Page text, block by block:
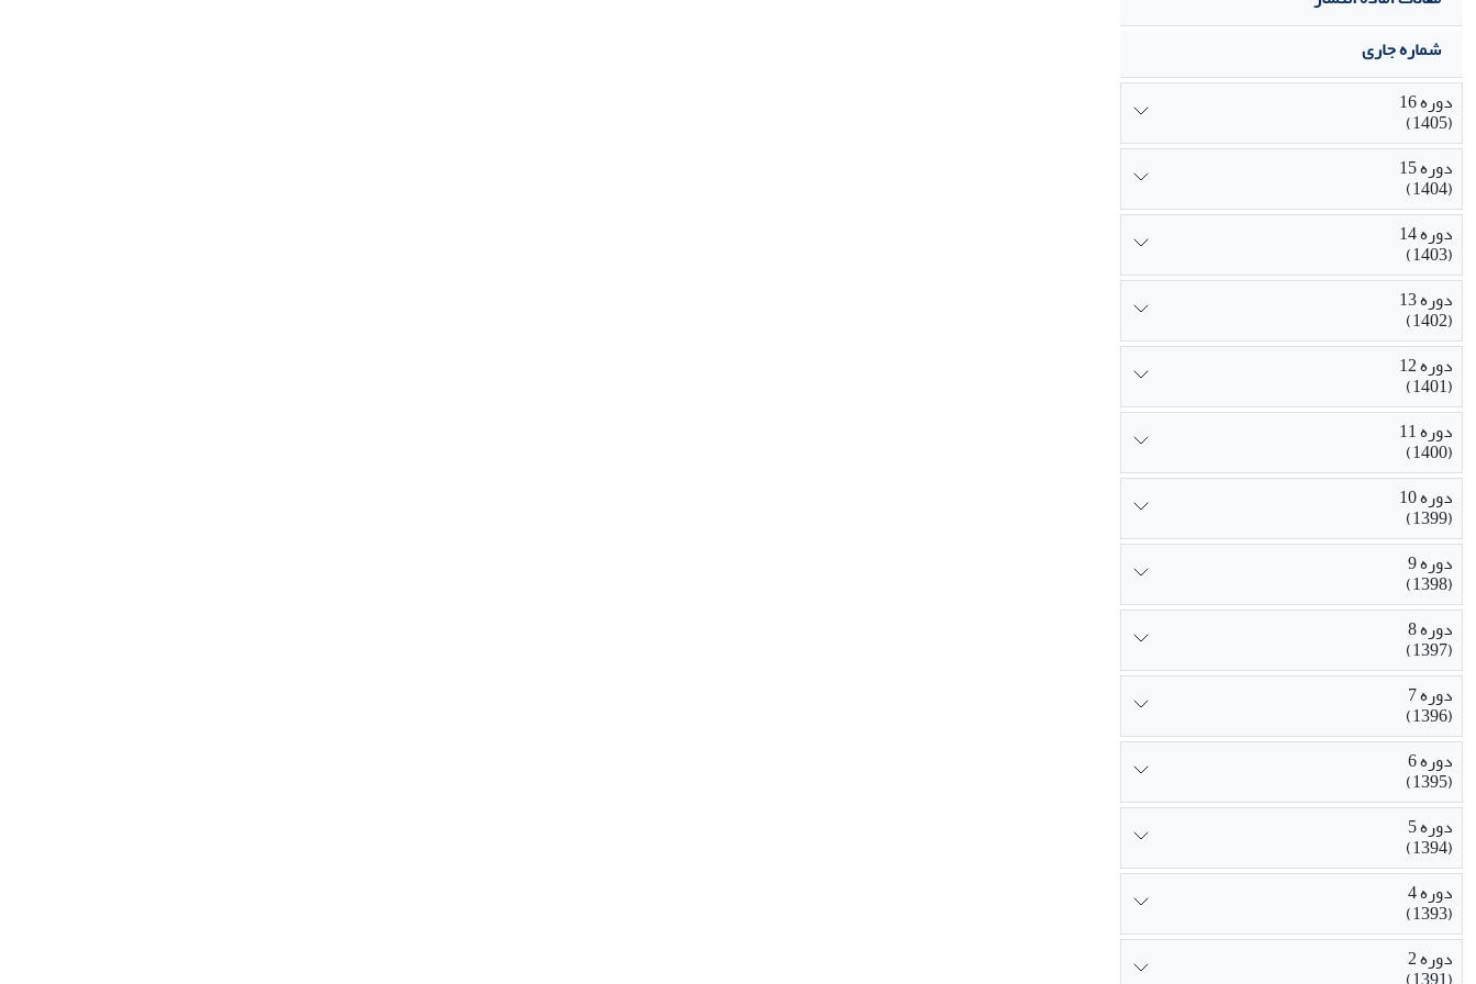
شماره جاری
دوره 16
(1405)
دوره 15
(1404)
دوره 14
(1403)
دوره 13
(1402)
دوره 12
(1401)
دوره 11
(1400)
دوره 10
(1399)
دوره 9
(1398)
دوره 8
(1397)
دوره 7
(1396)
دوره 6
(1395)
دوره 5
(1394)
دوره 4
(1393)
دوره 2